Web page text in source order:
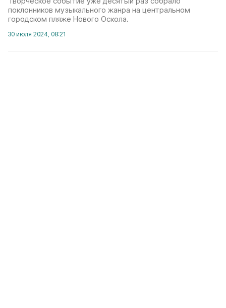
поклонников музыкального жанра на центральном
городском пляже Нового Оскола.
30 июля 2024, 08:21